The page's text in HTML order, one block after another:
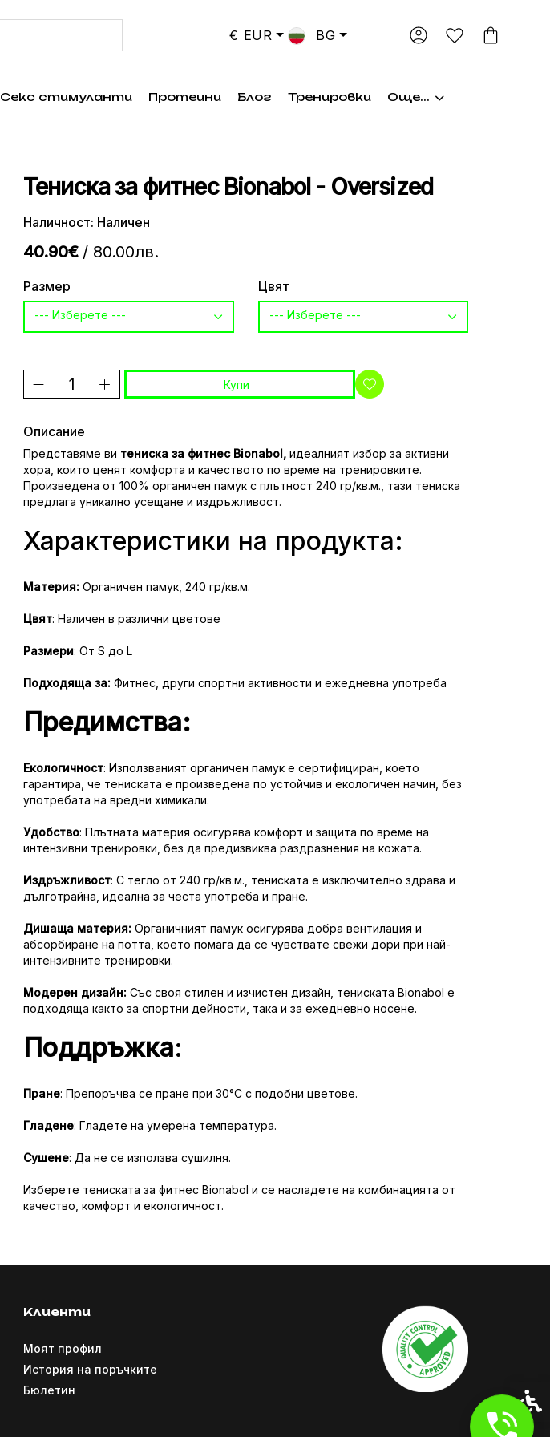
€ EUR BG
Тренировки
Секс стимуланти Протеини Блог Още...
Тениска за фитнес Bionabol - Oversized
Наличност: Наличен
40.90€ / 80.00лв.
Размер
--- Изберете ---
Цвят
--- Изберете ---
Купи
Описание
Представяме ви тениска за фитнес Bionabol, идеалният избор за активни
хора, които ценят комфорта и качеството по време на тренировките.
Произведена от 100% органичен памук с плътност 240 гр/кв.м., тази тениска
предлага уникално усещане и издръжливост.
Характеристики на продукта:
Материя: Органичен памук, 240 гр/кв.м.
Цвят: Наличен в различни цветове
Размери: От S до L
Подходяща за: Фитнес, други спортни активности и ежедневна употреба
Предимства:
Екологичност: Използваният органичен памук е сертифициран, което
гарантира, че тениската е произведена по устойчив и екологичен начин, без
употребата на вредни химикали.
Удобство: Плътната материя осигурява комфорт и защита по време на
интензивни тренировки, без да предизвиква раздразнения на кожата.
Издръжливост: С тегло от 240 гр/кв.м., тениската е изключително здрава и
дълготрайна, идеална за честа употреба и пране.
Дишаща материя: Органичният памук осигурява добра вентилация и
абсорбиране на потта, което помага да се чувствате свежи дори при най-
интензивните тренировки.
Модерен дизайн: Със своя стилен и изчистен дизайн, тениската Bionabol е
подходяща както за спортни дейности, така и за ежедневно носене.
Поддръжка:
Пране: Препоръчва се пране при 30°C с подобни цветове.
Гладене: Гладете на умерена температура.
Сушене: Да не се използва сушилня.
Изберете тениската за фитнес Bionabol и се насладете на комбинацията от
качество, комфорт и екологичност.
Клиенти
Моят профил
История на поръчките
Бюлетин